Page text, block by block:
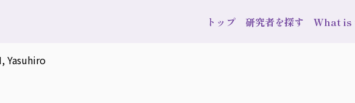
トップ 研究者を探す What is
Yasuhiro